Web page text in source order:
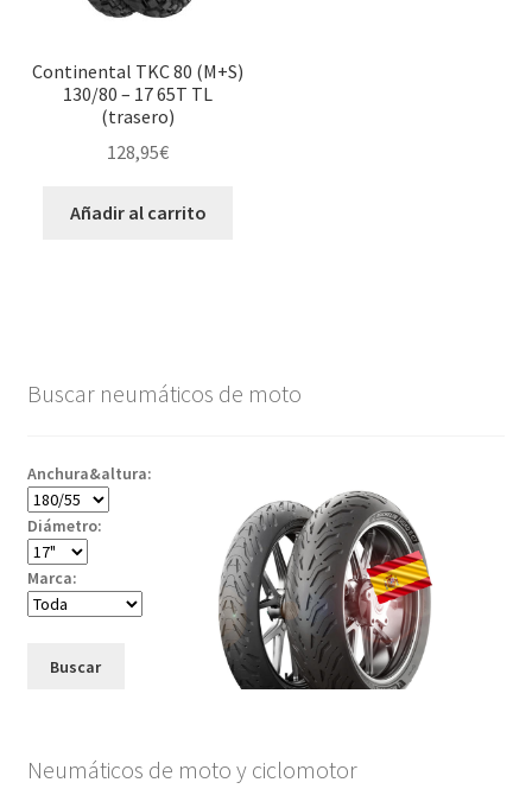
Continental TKC 80 (M+S)
130/80 – 17 65T TL
(trasero)
128,95€
Añadir al carrito
Buscar neumáticos de moto
Anchura&altura:
Diámetro:
Marca:
Buscar
Neumáticos de moto y ciclomotor